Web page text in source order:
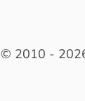
© 2010 -